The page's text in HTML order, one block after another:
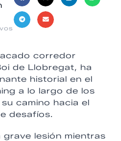
corredor
de Llobregat, ha
historial en el
a lo largo de los
camino hacia el
desafíos.
lesión mientras